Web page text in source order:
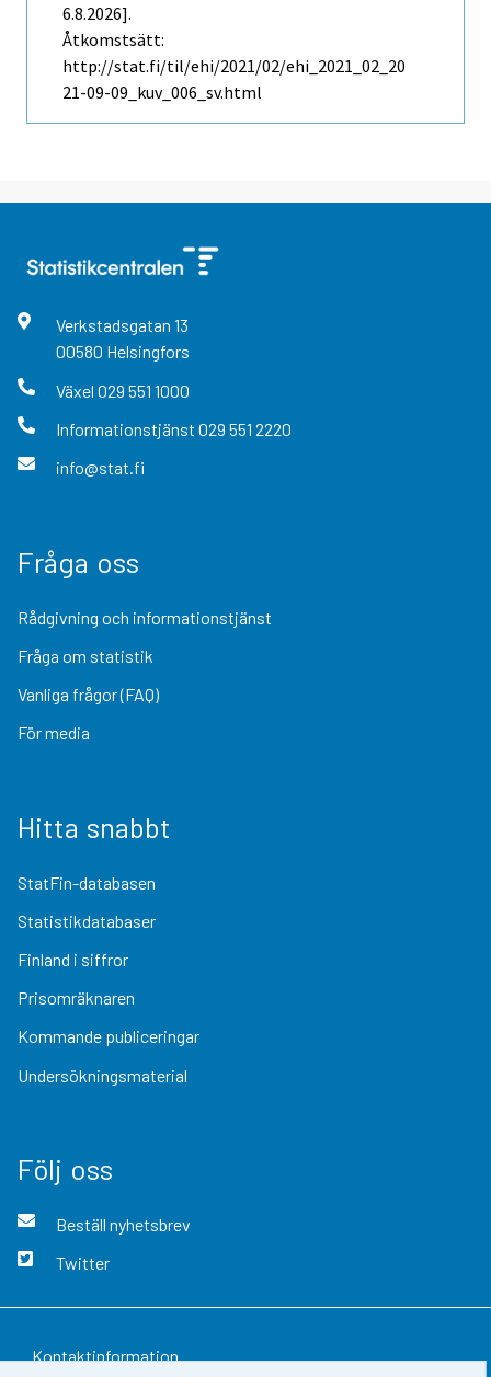
6.8.2026].
Åtkomstsätt:
http://stat.fi/til/ehi/2021/02/ehi_2021_02_20
21-09-09_kuv_006_sv.html
Verkstadsgatan 13
00580 Helsingfors
Växel 029 551 1000
Informationstjänst 029 551 2220
info@stat.fi
Fråga oss
Rådgivning och informationstjänst
Fråga om statistik
Vanliga frågor (FAQ)
För media
Hitta snabbt
StatFin-databasen
Statistikdatabaser
Finland i siffror
Prisomräknaren
Kommande publiceringar
Undersökningsmaterial
Följ oss
Beställ nyhetsbrev
Twitter
Kontaktinformation